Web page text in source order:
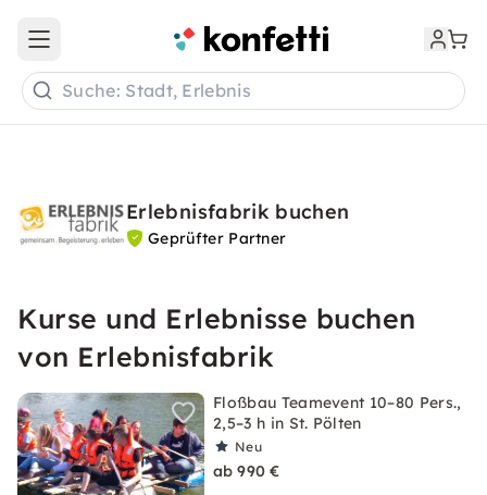
Open main menu
Suche: Stadt, Erlebnis
Erlebnisfabrik buchen
Geprüfter Partner
Kurse und Erlebnisse buchen
von Erlebnisfabrik
Floßbau Teamevent 10–80 Pers.,
2,5–3 h in St. Pölten
Neu
ab 990 €